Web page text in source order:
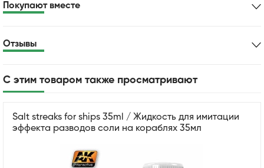
Покупают вместе
Отзывы
С этим товаром также просматривают
Salt streaks for ships 35ml / Жидкость для имитации
эффекта разводов соли на кораблях 35мл